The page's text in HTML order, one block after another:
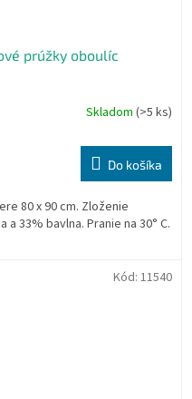
prúžky oboulíc
Skladom (>5 ks)
Do košíka
80 x 90 cm. Zloženie
33% bavlna. Pranie na 30° C.
Kód: 11540